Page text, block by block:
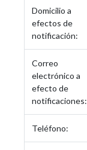
Domicilio a
efectos de
notificación:
Correo
electrónico a
efecto de
notificaciones:
Teléfono: